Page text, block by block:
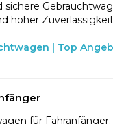
hoher
| Top
für